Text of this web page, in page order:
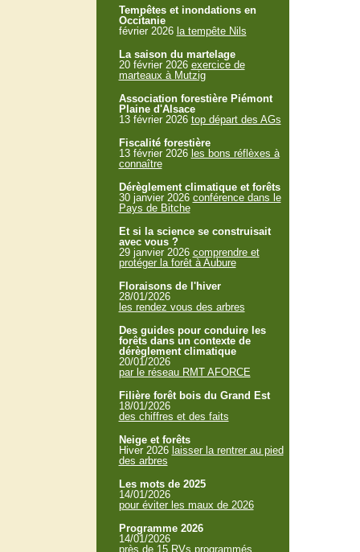
Tempêtes et inondations en
Occitanie
février 2026 la tempête Nils
La saison du martelage
20 février 2026 exercice de
marteaux à Mutzig
Association forestière Piémont
Plaine d'Alsace
13 février 2026 top départ des AGs
Fiscalité forestière
13 février 2026 les bons réflèxes à
connaître
Dérèglement climatique et forêts
30 janvier 2026 conférence dans le
Pays de Bitche
Et si la science se construisait
avec vous ?
29 janvier 2026 comprendre et
protéger la forêt à Aubure
Floraisons de l'hiver
28/01/2026
les rendez vous des arbres
Des guides pour conduire les
forêts dans un contexte de
dérèglement climatique
20/01/2026
par le réseau RMT AFORCE
Filière forêt bois du Grand Est
18/01/2026
des chiffres et des faits
Neige et forêts
Hiver 2026 laisser la rentrer au pied
des arbres
Les mots de 2025
14/01/2026
pour éviter les maux de 2026
Programme 2026
14/01/2026
près de 15 RVs programmés